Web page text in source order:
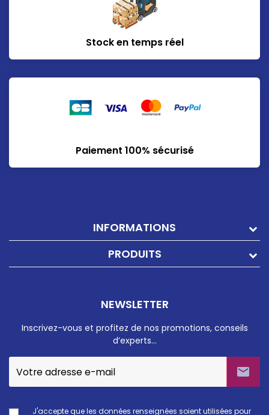
Stock en temps réel
Paiement 100% sécurisé
INFORMATIONS
PRODUITS
NEWSLETTER
Inscrivez-vous et profitez de nos promotions, conseils
d’experts…

J'accepte que les données renseignées soient utilisées pour